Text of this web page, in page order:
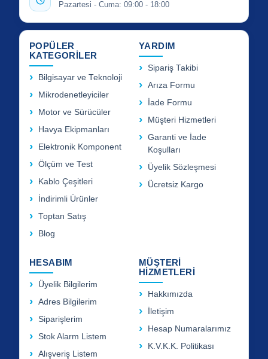
Pazartesi - Cuma: 09:00 - 18:00
POPÜLER
KATEGORİLER
Bilgisayar ve Teknoloji
Mikrodenetleyiciler
Motor ve Sürücüler
Havya Ekipmanları
Elektronik Komponent
Ölçüm ve Test
Kablo Çeşitleri
İndirimli Ürünler
Toptan Satış
Blog
YARDIM
Sipariş Takibi
Arıza Formu
İade Formu
Müşteri Hizmetleri
Garanti ve İade
Koşulları
Üyelik Sözleşmesi
Ücretsiz Kargo
HESABIM
Üyelik Bilgilerim
Adres Bilgilerim
Siparişlerim
Stok Alarm Listem
Alışveriş Listem
MÜŞTERİ
HİZMETLERİ
Hakkımızda
İletişim
Hesap Numaralarımız
K.V.K.K. Politikası